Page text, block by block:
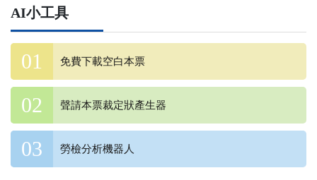
AI小工具
免費下載空白本票
聲請本票裁定狀產生器
勞檢分析機器人